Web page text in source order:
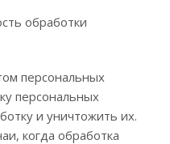
обработки
персональных
персональных
и уничтожить их.
когда обработка